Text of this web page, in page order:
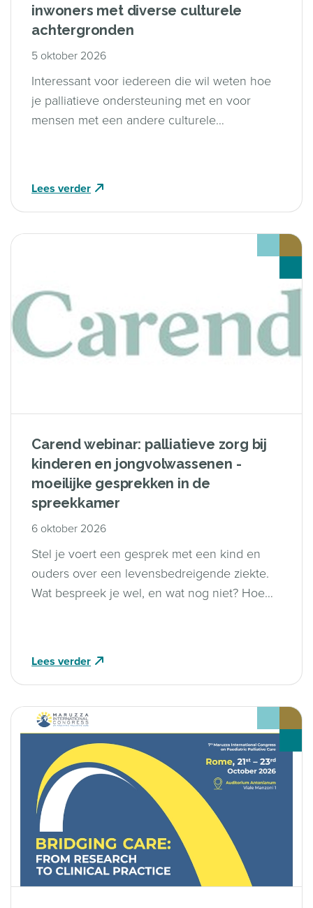
inwoners met diverse culturele
achtergronden
5 oktober 2026
Interessant voor iedereen die wil weten hoe
je palliatieve ondersteuning met en voor
mensen met een andere culturele
Lees verder
Carend webinar: palliatieve zorg bij
kinderen en jongvolwassenen -
moeilijke gesprekken in de
spreekkamer
6 oktober 2026
Stel je voert een gesprek met een kind en
ouders over een levensbedreigende ziekte.
Wat bespreek je wel, en wat nog niet? Hoe
binnen een gezin?
Lees verder